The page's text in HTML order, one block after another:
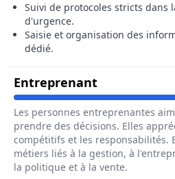
Suivi de protocoles stricts dans
d'urgence.
Saisie et organisation des
dédié.
EntreprenantPour Le
Les personnes entreprenantes
prendre des décisions. Elles
compétitifs et les responsabilités.
métiers liés à la gestion, à
la politique et à la vente.